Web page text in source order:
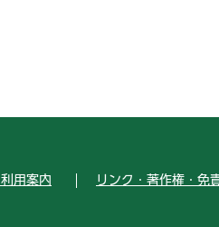
用案内 リンク・著作権・免